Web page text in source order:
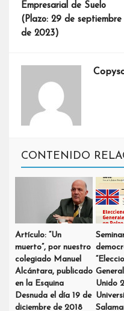
Empresarial de Suelo
(Plazo: 29 de septiembre
de 2023)
CONTENIDO
Artículo: “Un
muerto”, por nuestro
colegiado Manuel
Alcántara, publicado
en la Esquina
Desnuda el día 19 de
diciembre de 2018
Unido